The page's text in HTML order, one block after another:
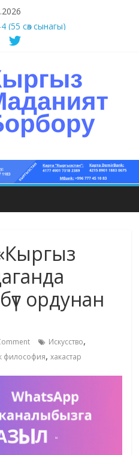
(55 сөз сынагы)
(55 сөз сынагы)
14 (55 сөз сынагы)
10 (55 сөз сынагы)
ордунан
Искусство,
философия,хакастар